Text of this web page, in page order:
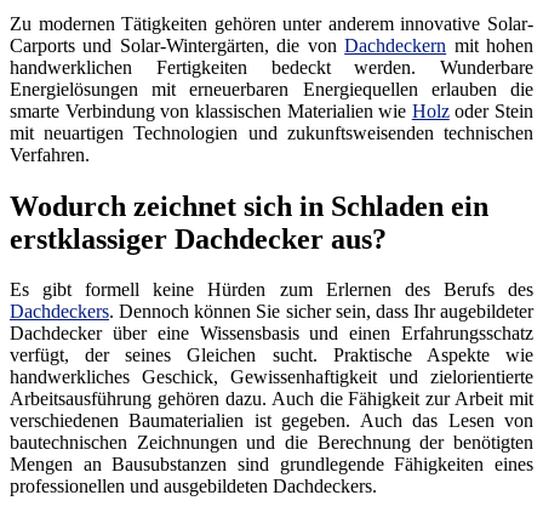
Zu modernen Tätigkeiten gehören unter anderem innovative Solar-
Carports und Solar-Wintergärten, die vonDachdeckern mit hohen
handwerklichen Fertigkeiten bedeckt werden. Wunderbare
Energielösungen mit erneuerbaren Energiequellen erlauben die
smarte Verbindung von klassischen Materialien wie Holzoder Stein
mit neuartigen Technologien und zukunftsweisenden technischen
Verfahren.
Wodurch zeichnet sich in Schladen ein
erstklassiger Dachdecker aus?
Es gibt formell keine Hürden zum Erlernen des Berufs des
Dachdeckers. Dennoch können Sie sicher sein, dass Ihr augebildeter
Dachdecker über eine Wissensbasis und einen Erfahrungsschatz
verfügt, der seines Gleichen sucht. Praktische Aspekte wie
handwerkliches Geschick, Gewissenhaftigkeit und zielorientierte
Arbeitsausführung gehören dazu. Auch die Fähigkeit zur Arbeit mit
verschiedenen Baumaterialien ist gegeben. Auch das Lesen von
bautechnischen Zeichnungen und die Berechnung der benötigten
Mengen an Bausubstanzen sind grundlegende Fähigkeiten eines
professionellen und ausgebildeten Dachdeckers.